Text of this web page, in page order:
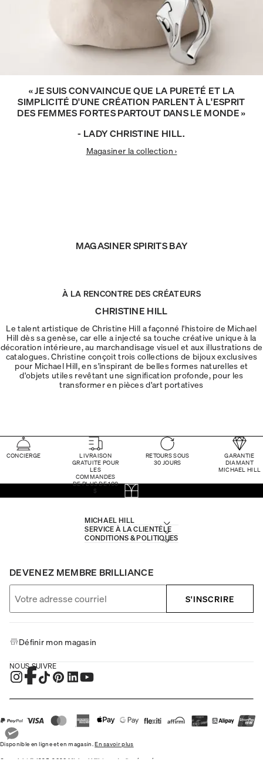
« JE SUIS CONVAINCUE QUE LA PURETÉ ET LA
SIMPLICITÉ D'UNE CRÉATION PARLENT À L'ESPRIT
DES FEMMES FORTES PARTOUT DANS LE MONDE »
- LADY CHRISTINE HILL.
Magasiner la collection ›
MAGASINER SPIRITS BAY
À LA RENCONTRE DES CRÉATEURS
CHRISTINE HILL
Le talent artistique de Christine Hill a façonné l'histoire de Michael
Hill dès sa genèse, car elle a injecté sa touche créative unique à la
décoration intérieure, au marchandisage visuel et aux illustrations de
catalogues. Christine conçoit trois collections de bijoux exclusives
pour Michael Hill, en s'inspirant de belles formes naturelles et
d'objets utiles revêtant une signification profonde, pour les
transformer en pièces d'art portatives
CONCIERGE
LIVRAISON
GRATUITE POUR
LES
COMMANDES
DE PLUS DE 100
$
RETOURS SOUS
30 JOURS
GARANTIE
DIAMANT
MICHAEL HILL
MICHAEL HILL
SERVICE À LA CLIENTÈLE
CONDITIONS & POLITIQUES
DEVENEZ MEMBRE BRILLIANCE
S'INSCRIRE
Définir mon magasin
NOUS SUIVRE
Disponible en ligne et en magasin.En savoir plus
Copyright © 1995-2026 Michael Hill, tous droits réservés.